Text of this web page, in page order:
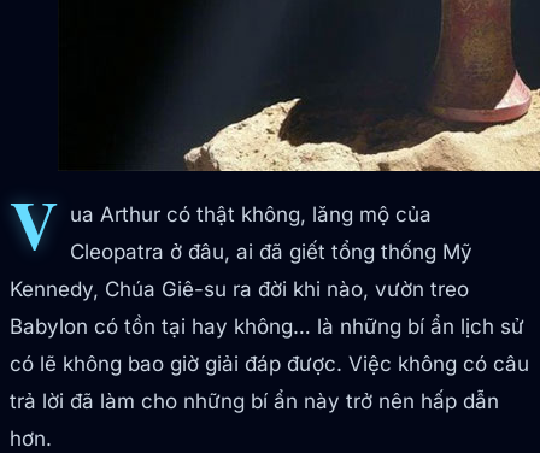
V ua Arthur có thật không, lăng mộ của
Cleopatra ở đâu, ai đã giết tổng thống Mỹ
Kennedy, Chúa Giê-su ra đời khi nào, vườn treo
Babylon có tồn tại hay không… là những bí ẩn lịch sử
có lẽ không bao giờ giải đáp được. Việc không có câu
trả lời đã làm cho những bí ẩn này trở nên hấp dẫn
hơn.